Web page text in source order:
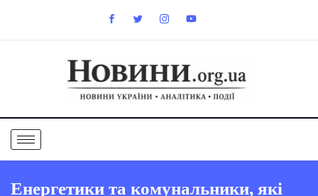
Енергетики та комунальники, які